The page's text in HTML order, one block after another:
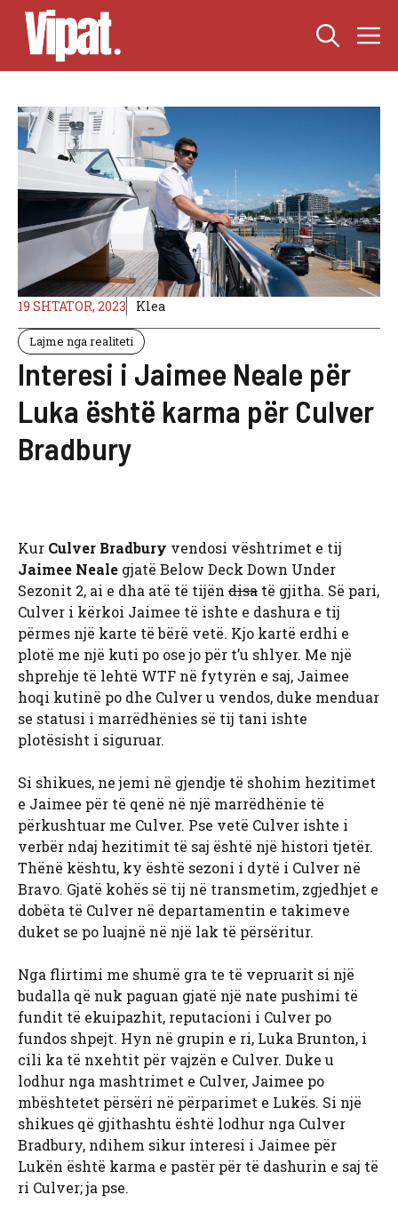
Skip
content
19 SHTATOR, 2023 Klea
Lajme nga realiteti
Interesi i Jaimee Neale për
Luka është karma për Culver
Bradbury
Kur Culver Bradbury vendosi vështrimet e tij
Jaimee Neale gjatë Below Deck Down Under
Sezonit 2, ai e dha atë të tijën disa të gjitha. Së pari,
Culver i kërkoi Jaimee të ishte e dashura e tij
përmes një karte të bërë vetë. Kjo kartë erdhi e
plotë me një kuti po ose jo për t’u shlyer. Me një
shprehje të lehtë WTF në fytyrën e saj, Jaimee
hoqi kutinë po dhe Culver u vendos, duke menduar
se statusi i marrëdhënies së tij tani ishte
plotësisht i siguruar.
Si shikues, ne jemi në gjendje të shohim hezitimet
e Jaimee për të qenë në një marrëdhënie të
përkushtuar me Culver. Pse vetë Culver ishte i
verbër ndaj hezitimit të saj është një histori tjetër.
Thënë kështu, ky është sezoni i dytë i Culver në
Bravo. Gjatë kohës së tij në transmetim, zgjedhjet e
dobëta të Culver në departamentin e takimeve
duket se po luajnë në një lak të përsëritur.
Nga flirtimi me shumë gra te të vepruarit si një
budalla që nuk paguan gjatë një nate pushimi të
fundit të ekuipazhit, reputacioni i Culver po
fundos shpejt. Hyn në grupin e ri, Luka Brunton, i
cili ka të nxehtit për vajzën e Culver. Duke u
lodhur nga mashtrimet e Culver, Jaimee po
mbështetet përsëri në përparimet e Lukës. Si një
shikues që gjithashtu është lodhur nga Culver
Bradbury, ndihem sikur interesi i Jaimee për
Lukën është karma e pastër për të dashurin e saj të
ri Culver; ja pse.